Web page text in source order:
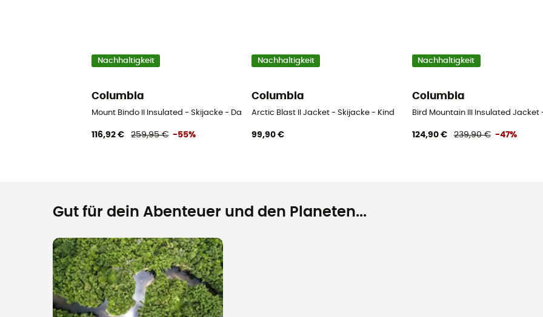
Nachhaltigkeit
Columbia
Mount Bindo II Insulated - Skijacke - Damen
116,92 € 259,95 € -55%
Nachhaltigkeit
Columbia
Arctic Blast II Jacket - Skijacke - Kind
99,90 €
Nachhaltigkeit
Columbia
Bird Mountain III Insulated
124,90 € 239,90 € -47%
Gut für dein Abenteuer und den Planeten...